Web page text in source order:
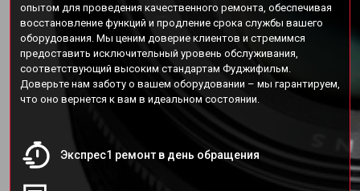
опытом для проведения качественного ремонта, обеспечивая
восстановление функций и продление срока службы вашего
оборудования. Мы ценим доверие клиентов и стремимся
предоставить исключительный уровень обслуживания,
соответствующий высоким стандартам Фуджифильм.
Доверьте нам заботу о вашем оборудовании – мы гарантируем,
что оно вернется к вам в идеальном состоянии.
Экспрес1 ремонт в день обращения